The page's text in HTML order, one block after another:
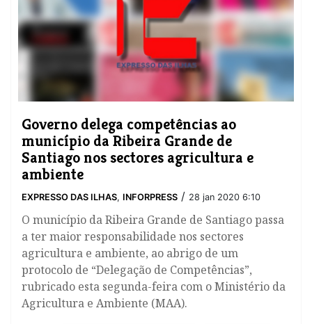
Governo delega competências ao
município da Ribeira Grande de
Santiago nos sectores agricultura e
ambiente
EXPRESSO DAS ILHAS, INFORPRESS / 28 jan 2020 6:10
O município da Ribeira Grande de Santiago passa
a ter maior responsabilidade nos sectores
agricultura e ambiente, ao abrigo de um
protocolo de “Delegação de Competências”,
rubricado esta segunda-feira com o Ministério da
Agricultura e Ambiente (MAA).